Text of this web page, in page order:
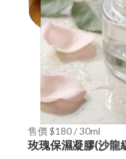
售價 $180 / 30ml
玫瑰保濕凝膠(沙龍